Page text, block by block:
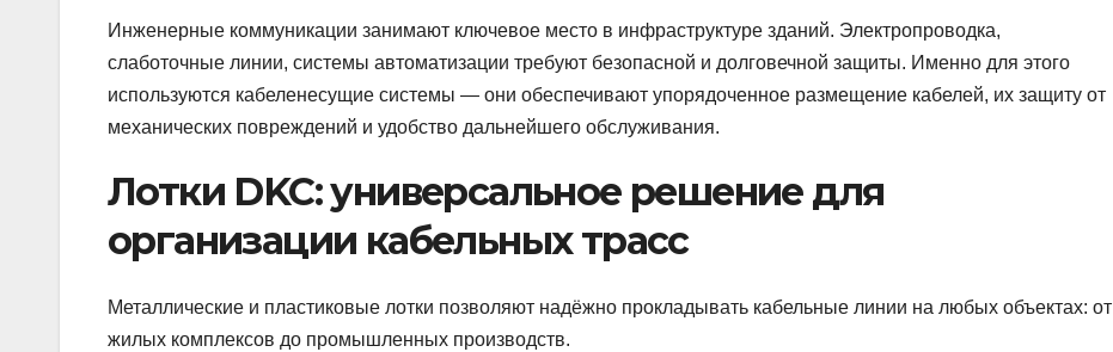
Инженерные коммуникации занимают ключевое место в инфраструктуре зданий. Электропроводка,
слаботочные линии, системы автоматизации требуют безопасной и долговечной защиты. Именно для этого
используются кабеленесущие системы — они обеспечивают упорядоченное размещение кабелей, их защиту от
механических повреждений и удобство дальнейшего обслуживания.
Лотки DKC: универсальное решение для
организации кабельных трасс
Металлические и пластиковые лотки позволяют надёжно прокладывать кабельные линии на любых объектах: от
жилых комплексов до промышленных производств.